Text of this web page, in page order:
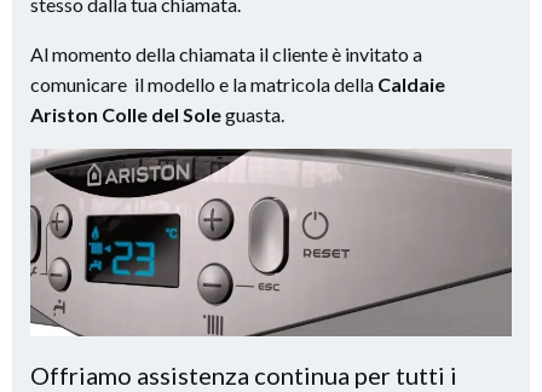
Al momento della chiamata il cliente è invitato a
comunicare il modello e la matricola della Caldaie
Ariston Colle del Soleguasta.
Offriamo assistenza continua per tutti i